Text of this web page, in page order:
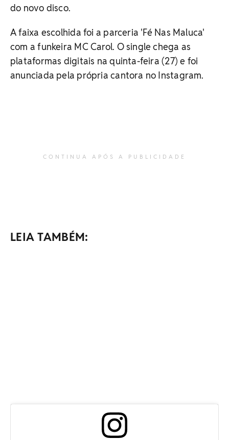
do novo disco.
A faixa escolhida foi a parceria 'Fé Nas Maluca'
com a funkeira MC Carol. O single chega as
plataformas digitais na quinta-feira (27) e foi
anunciada pela própria cantora no Instagram.
CONTINUA APÓS A PUBLICIDADE
LEIA TAMBÉM: